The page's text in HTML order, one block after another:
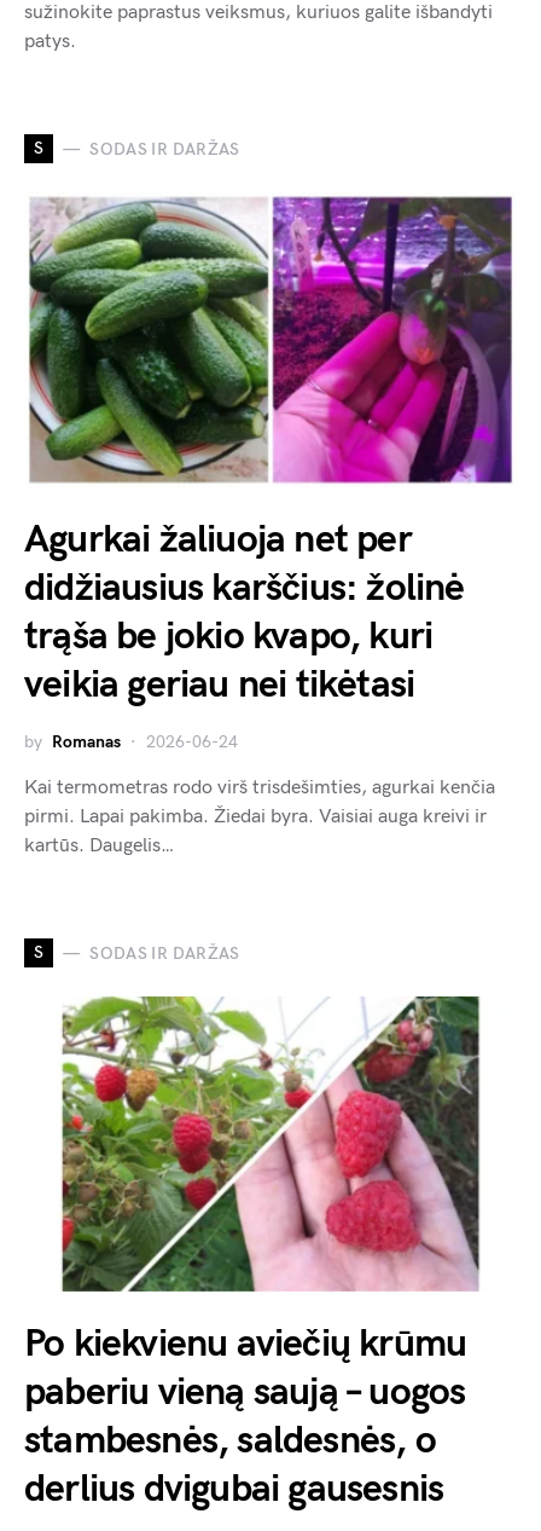
sužinokite paprastus veiksmus, kuriuos galite išbandyti
patys.
S SODAS IR DARŽAS
Agurkai žaliuoja net per
didžiausius karščius: žolinė
trąša be jokio kvapo, kuri
veikia geriau nei tikėtasi
by Romanas 2026-06-24
Kai termometras rodo virš trisdešimties, agurkai kenčia
pirmi. Lapai pakimba. Žiedai byra. Vaisiai auga kreivi ir
kartūs. Daugelis…
S SODAS IR DARŽAS
Po kiekvienu aviečių krūmu
paberiu vieną saują – uogos
stambesnės, saldesnės, o
derlius dvigubai gausesnis